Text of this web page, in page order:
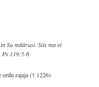
Su määrusi. Siis ma ei
Ps 119:5-6
ordu rajaja († 1226)